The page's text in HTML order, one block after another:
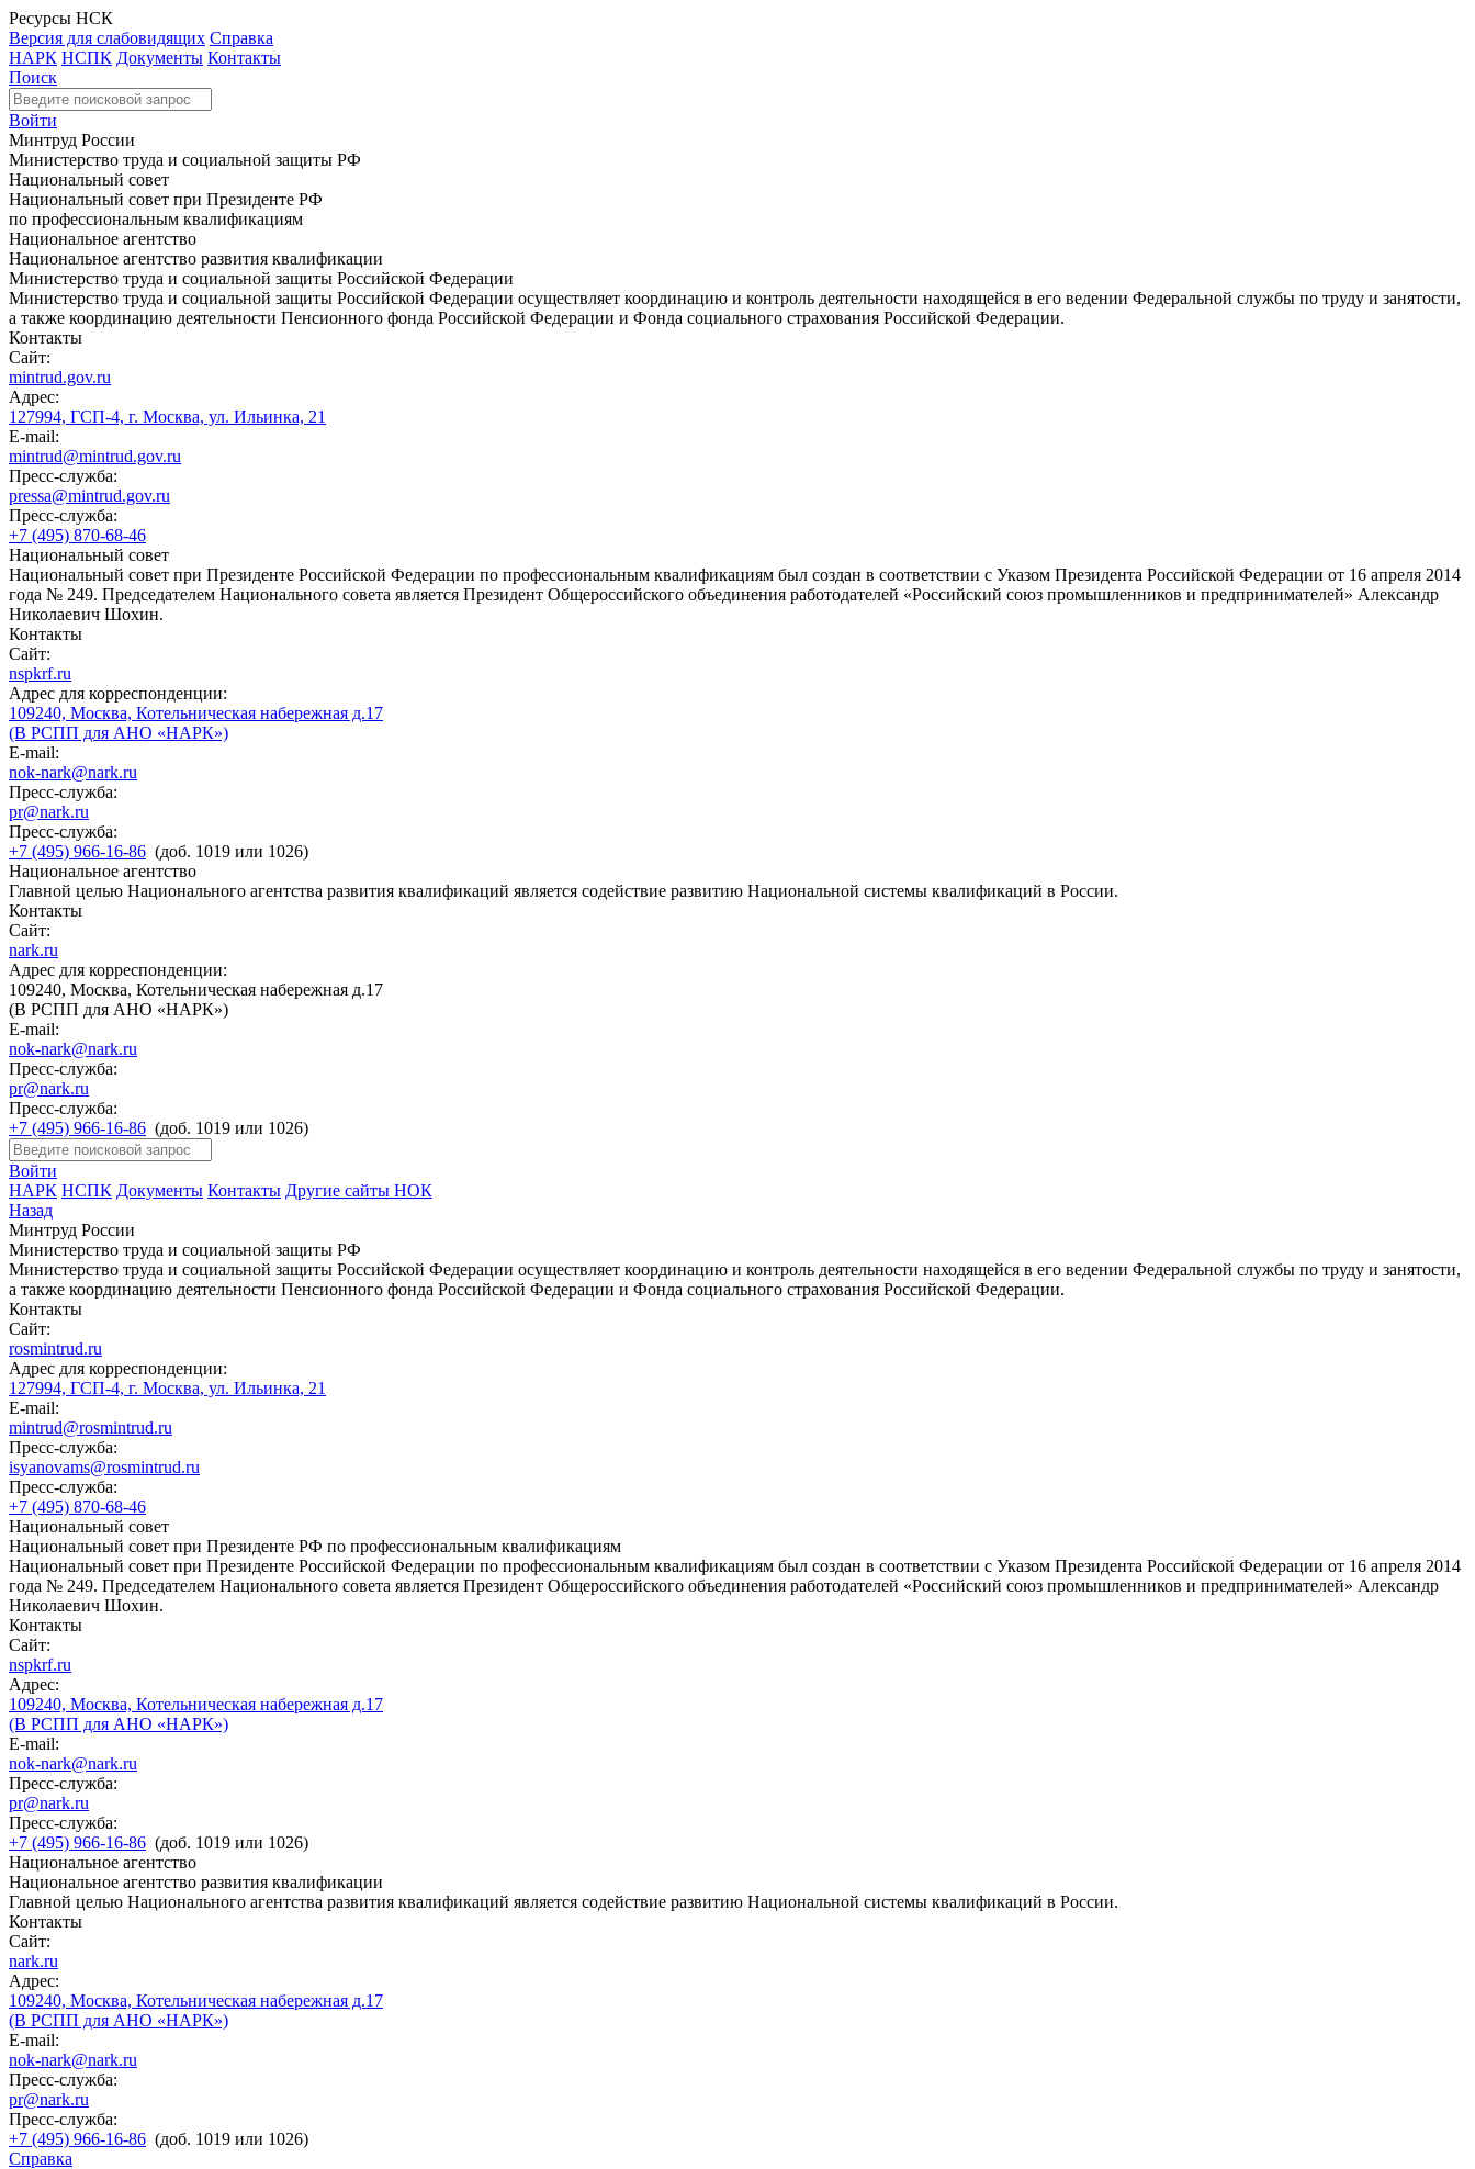
Ресурсы НСК
Версия для слабовидящих Справка
НАРК НСПК Документы Контакты
Поиск
Войти
Минтруд России
Министерство труда и социальной защиты РФ
Национальный совет
Национальный совет при Президенте РФ
по профессиональным квалификациям
Национальное агентство
Национальное агентство развития квалификации
Министерство труда и социальной защиты Российской Федерации
Министерство труда и социальной защиты Российской Федерации осуществляет координацию и контроль деятельности находящейся в его ведении Федеральной службы по труду и занятости,
а также координацию деятельности Пенсионного фонда Российской Федерации и Фонда социального страхования Российской Федерации.
Контакты
Сайт:
mintrud.gov.ru
Адрес:
127994, ГСП-4, г. Москва, ул. Ильинка, 21
E-mail:
mintrud@mintrud.gov.ru
Пресс-служба:
pressa@mintrud.gov.ru
Пресс-служба:
+7 (495) 870-68-46
Национальный совет
Национальный совет при Президенте Российской Федерации по профессиональным квалификациям был создан в соответствии с Указом Президента Российской Федерации от 16 апреля 2014
года № 249. Председателем Национального совета является Президент Общероссийского объединения работодателей «Российский союз промышленников и предпринимателей» Александр
Николаевич Шохин.
Контакты
Сайт:
nspkrf.ru
Адрес для корреспонденции:
109240, Москва, Котельническая набережная д.17
(В РСПП для АНО «НАРК»)
E-mail:
nok-nark@nark.ru
Пресс-служба:
pr@nark.ru
Пресс-служба:
+7 (495) 966-16-86 (доб. 1019 или 1026)
Национальное агентство
Главной целью Национального агентства развития квалификаций является содействие развитию Национальной системы квалификаций в России.
Контакты
Сайт:
nark.ru
Адрес для корреспонденции:
109240, Москва, Котельническая набережная д.17
(В РСПП для АНО «НАРК»)
E-mail:
nok-nark@nark.ru
Пресс-служба:
pr@nark.ru
Пресс-служба:
+7 (495) 966-16-86 (доб. 1019 или 1026)
Войти
НАРК НСПК Документы Контакты Другие сайты НОК
Назад
Минтруд России
Министерство труда и социальной защиты РФ
Министерство труда и социальной защиты Российской Федерации осуществляет координацию и контроль деятельности находящейся в его ведении Федеральной службы по труду и занятости,
а также координацию деятельности Пенсионного фонда Российской Федерации и Фонда социального страхования Российской Федерации.
Контакты
Сайт:
rosmintrud.ru
Адрес для корреспонденции:
127994, ГСП-4, г. Москва, ул. Ильинка, 21
E-mail:
mintrud@rosmintrud.ru
Пресс-служба:
isyanovams@rosmintrud.ru
Пресс-служба:
+7 (495) 870-68-46
Национальный совет
Национальный совет при Президенте РФ по профессиональным квалификациям
Национальный совет при Президенте Российской Федерации по профессиональным квалификациям был создан в соответствии с Указом Президента Российской Федерации от 16 апреля 2014
года № 249. Председателем Национального совета является Президент Общероссийского объединения работодателей «Российский союз промышленников и предпринимателей» Александр
Николаевич Шохин.
Контакты
Сайт:
nspkrf.ru
Адрес:
109240, Москва, Котельническая набережная д.17
(В РСПП для АНО «НАРК»)
E-mail:
nok-nark@nark.ru
Пресс-служба:
pr@nark.ru
Пресс-служба:
+7 (495) 966-16-86 (доб. 1019 или 1026)
Национальное агентство
Национальное агентство развития квалификации
Главной целью Национального агентства развития квалификаций является содействие развитию Национальной системы квалификаций в России.
Контакты
Сайт:
nark.ru
Адрес:
109240, Москва, Котельническая набережная д.17
(В РСПП для АНО «НАРК»)
E-mail:
nok-nark@nark.ru
Пресс-служба:
pr@nark.ru
Пресс-служба:
+7 (495) 966-16-86 (доб. 1019 или 1026)
Справка